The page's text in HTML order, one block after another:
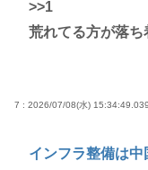
>>1
荒れてる方が落ち
7 : 2026/07/08(水) 15:34:49.039
インフラ整備は